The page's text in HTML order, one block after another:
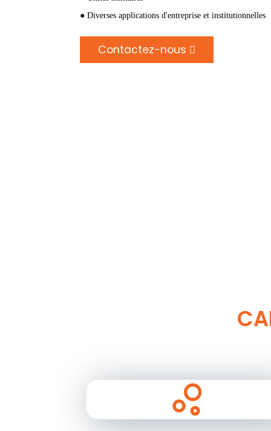
● Diverses applications d'entreprise et institutionnelles
Contactez-nous